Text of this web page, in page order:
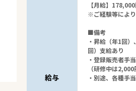
給与
【月給】
※ご経験等により
■備考
・昇給（年1回
回）支給あり
・登録販売者手
（研修中は2,000
・別途、各種手